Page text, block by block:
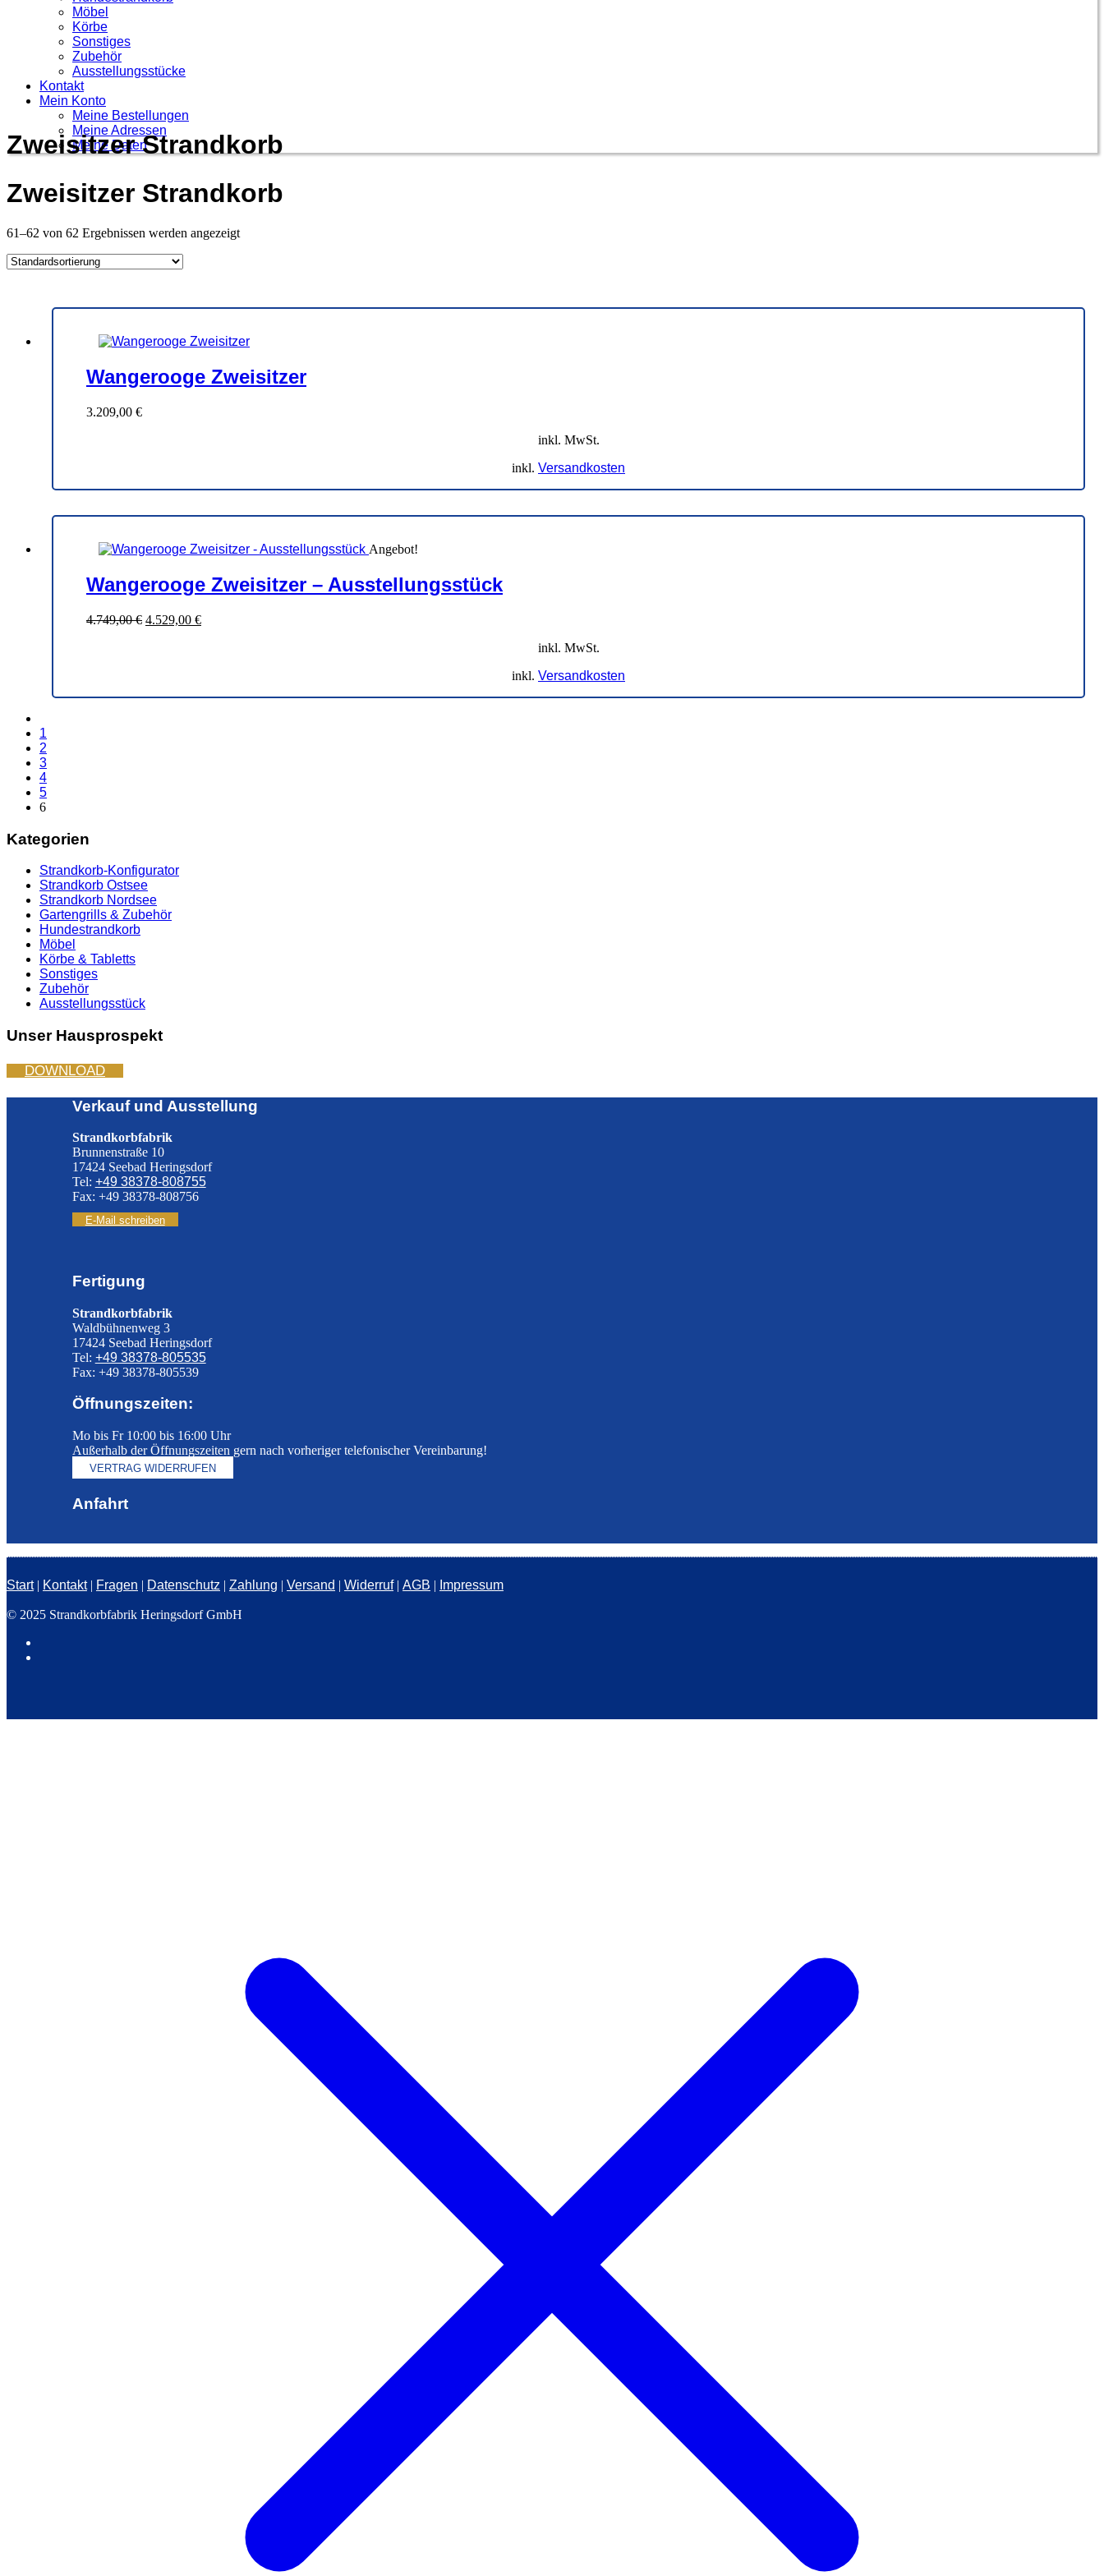
Möbel
Körbe
Sonstiges
Zubehör
Ausstellungsstücke
Kontakt
Mein Konto
Meine Bestellungen
Meine Adressen
Meine Daten
Zweisitzer Strandkorb
Zweisitzer Strandkorb
61–62 von 62 Ergebnissen werden angezeigt
Wangerooge Zweisitzer
3.209,00 €
inkl. MwSt.
inkl. Versandkosten
Angebot!
Wangerooge Zweisitzer – Ausstellungsstück
4.749,00 € Ursprünglicher
4.529,00 €Aktueller
inkl. MwSt.
inkl. Versandkosten
1
2
3
4
5
6
Kategorien
Strandkorb-Konfigurator
Strandkorb Ostsee
Strandkorb Nordsee
Gartengrills & Zubehör
Hundestrandkorb
Möbel
Körbe & Tabletts
Sonstiges
Zubehör
Ausstellungsstück
Unser Hausprospekt
DOWNLOAD
Verkauf und Ausstellung
Strandkorbfabrik
Brunnenstraße 10
17424 Seebad Heringsdorf
Tel: +49 38378-808755
Fax: +49 38378-808756
E-Mail schreiben
Fertigung
Strandkorbfabrik
Waldbühnenweg 3
17424 Seebad Heringsdorf
Tel: +49 38378-805535
Fax: +49 38378-805539
Öffnungszeiten:
Mo bis Fr 10:00 bis 16:00 Uhr
Außerhalb der Öffnungszeiten gern nach vorheriger telefonischer Vereinbarung!
VERTRAG WIDERRUFEN
Anfahrt
Start| Kontakt| Fragen | Datenschutz | Zahlung | Versand | Widerruf| AGB | Impressum
© 2025 Strandkorbfabrik Heringsdorf GmbH